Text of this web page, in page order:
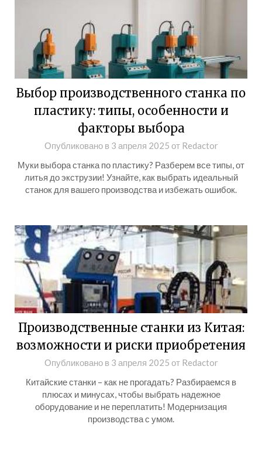
Выбор производственного станка по
пластику: типы, особенности и
факторы выбора
Опубликовано в 3 апреля 2025 от Redactor
Муки выбора станка по пластику? Разберем все типы, от
литья до экструзии! Узнайте, как выбрать идеальный
станок для вашего производства и избежать ошибок.
Производственные станки из Китая:
возможности и риски приобретения
Опубликовано в 3 апреля 2025 от Redactor
Китайские станки – как не прогадать? Разбираемся в
плюсах и минусах, чтобы выбрать надежное
оборудование и не переплатить! Модернизация
производства с умом.